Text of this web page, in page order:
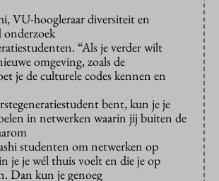
VU-hoogleraar diversiteit en
onderzoek
“Als je verder wilt
omgeving, zoals de
je de culturele codes kennen en
bent, kun je je
in netwerken waarin jij buiten de
studenten om netwerken op
je je wél thuis voelt en die je op
Dan kun je genoeg